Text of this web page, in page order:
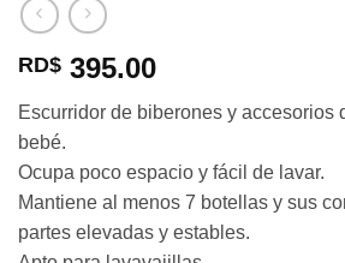
RD$ 395.00
Escurridor de biberones y accesorios
bebé.
Ocupa poco espacio y fácil de lavar.
Mantiene al menos 7 botellas y sus
partes elevadas y estables.